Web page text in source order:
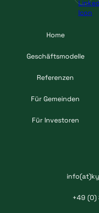
Home
Geschäftsmodelle
Referenzen
Für Gemeinden
Für Investoren
+49 (0)